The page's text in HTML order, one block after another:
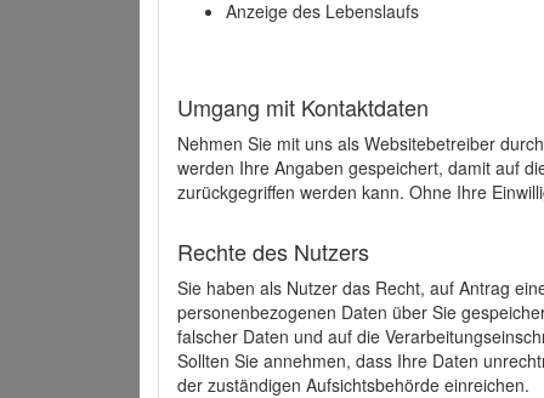
Anzeige des Lebenslaufs
Umgang mit Kontaktdaten
Nehmen Sie mit uns als Websitebetreiber
werden Ihre Angaben gespeichert, damit auf
zurückgegriffen werden kann. Ohne Ihre
Rechte des Nutzers
Sie haben als Nutzer das Recht, auf Antrag
personenbezogenen Daten über Sie
falscher Daten und auf die
Sollten Sie annehmen, dass Ihre Daten
der zuständigen Aufsichtsbehörde einreichen.